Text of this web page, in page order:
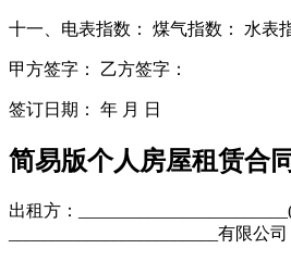
十一、电表指数： 煤气指数： 水表
甲方签字： 乙方签字：
签订日期： 年 月 日
简易版个人房屋租赁合
出租方：
________________________有限公